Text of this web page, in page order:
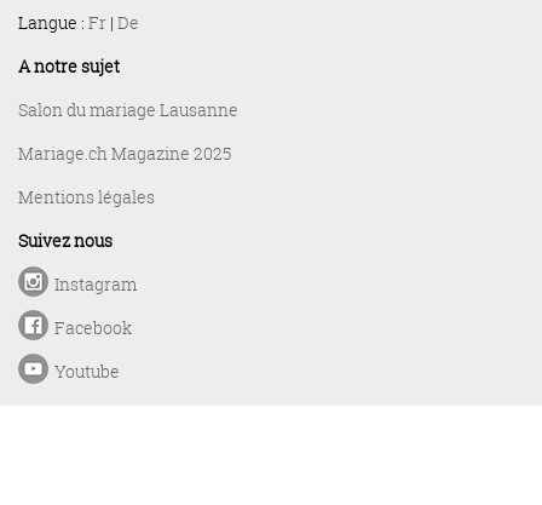
Langue : Fr | De
A notre sujet
Salon du mariage Lausanne
Mariage.ch Magazine 2025
Mentions légales
Suivez nous
Instagram
Facebook
Youtube